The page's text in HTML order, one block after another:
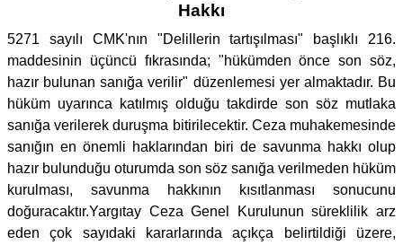
Hakkı
5271 sayılı CMK'nın "Delillerin tartışılması" başlıklı 216.
maddesinin üçüncü fıkrasında; "hükümden önce son söz,
hazır bulunan sanığa verilir" düzenlemesi yer almaktadır. Bu
hüküm uyarınca katılmış olduğu takdirde son söz mutlaka
sanığa verilerek duruşma bitirilecektir. Ceza muhakemesinde
sanığın en önemli haklarından biri de savunma hakkı olup
hazır bulunduğu oturumda son söz sanığa verilmeden hüküm
kurulması, savunma hakkının kısıtlanması sonucunu
doğuracaktır.Yargıtay Ceza Genel Kurulunun süreklilik arz
eden çok sayıdaki kararlarında açıkça belirtildiği üzere,